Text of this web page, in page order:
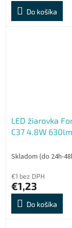
Do košíka
LED žiarovka
C37 4.8W
trieda E
Skladom (do 24h-
€1 bez DPH
€1,23
Do košíka